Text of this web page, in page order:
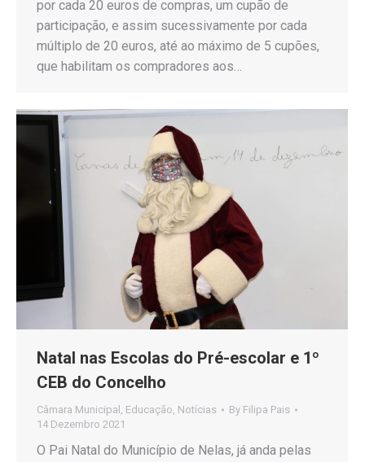
por cada 20 euros de compras, um cupão de
participação, e assim sucessivamente por cada
múltiplo de 20 euros, até ao máximo de 5 cupões,
que habilitam os compradores aos…
Natal nas Escolas do Pré-escolar e 1º
CEB do Concelho
Câmara Municipal , Educação, Notícias By Filipa Pais
14 Dezembro 2021
O Pai Natal do Município de Nelas, já anda pelas